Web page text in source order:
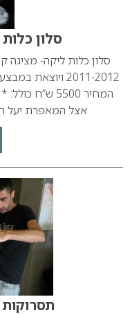
סלון
סלון כלות ליקה-
2011-2012
המחיר 5500
אצל המאפרת יעל